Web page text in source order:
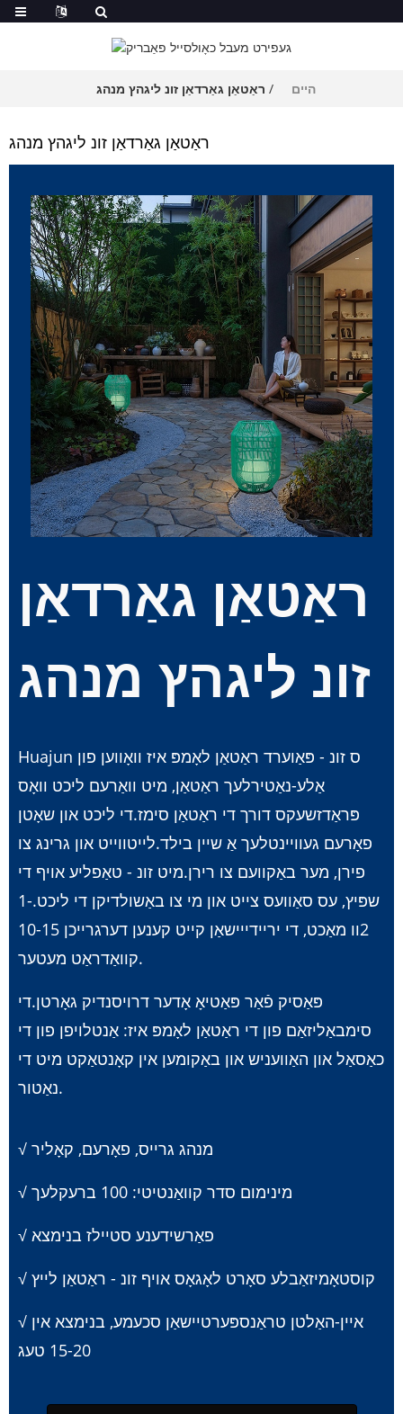
היים ראַטאַן גאַרדאַן זונ ליגהץ מנהג
ראַטאַן גאַרדאַן זונ ליגהץ מנהג
ראַטאַן גאַרדאַן
זונ ליגהץ מנהג
Huajun ס זונ - פּאַוערד ראַטאַן לאָמפּ איז וואָווען פון
אַלע-נאַטירלעך ראַטאַן, מיט וואַרעם ליכט וואָס
פּראַדזשעקס דורך די ראַטאַן סימז.די ליכט און שאָטן
פאָרעם געוויינטלעך אַ שיין בילד.לייטווייט און גרינג צו
פירן, מער באַקוועם צו רירן.מיט זונ - טאַפליע אויף די
שפּיץ, עס סאַוועס צייט און מי צו באַשולדיקן די ליכט.1-
2וו מאַכט, די יריידייישאַן קייט קענען דערגרייכן 10-15
קוואַדראַט מעטער.
פּאַסיק פֿאַר פּאַטיאָ אָדער דרויסנדיק גאָרטן.די
סימבאַליזאַם פון די ראַטאַן לאָמפּ איז: אַנטלויפן פון די
כאַסאַל און האַוועניש און באַקומען אין קאָנטאַקט מיט די
נאַטור.
√ מנהג גרייס, פאָרעם, קאָליר
√ מינימום סדר קוואַנטיטי: 100 ברעקלעך
√ פאַרשידענע סטיילז בנימצא
√ קוסטאָמיזאַבלע סאָרט לאָגאָס אויף זונ - ראַטאַן לייץ
√ איין-האַלטן טראַנספּערטיישאַן סכעמע, בנימצא אין
15-20 טעג